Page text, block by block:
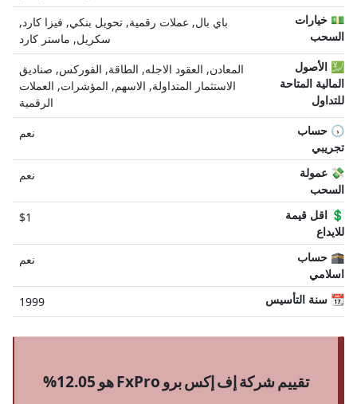
باي بال, عملات رقمية, تحويل بنكي, فيزا كارد,
سكريل, ماستر كارد
💵 خيارات
السحب
المعادن, العقود الاجله, الطاقة, الفوركس, صناديق
الاستثمار المتداولة, الاسهم, المؤشرات, العملات
الرقمية
💹 الأصول
المالية المتاحة
للتداول
نعم
🕠 حساب
تجريبي
نعم
💸 عمولة
السحب
$1
💲 اقل قيمة
للايداع
نعم
🕋 حساب
اسلامي
1999
📆 سنة التأسيس
تقييم شركة إف إكس برو FxPro هو 12.05%